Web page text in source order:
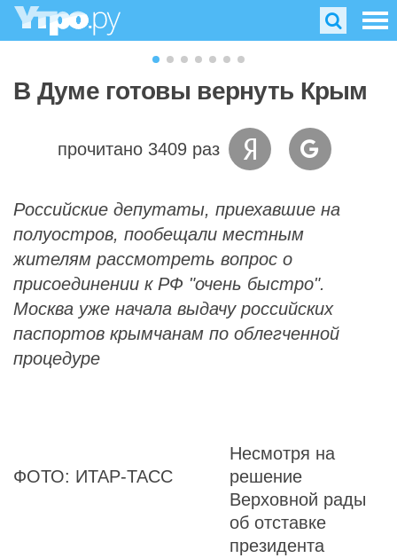
В Думе готовы вернуть Крым
прочитано 3409 раз
Российские депутаты, приехавшие на
полуостров, пообещали местным
жителям рассмотреть вопрос о
присоединении к РФ "очень быстро".
Москва уже начала выдачу российских
паспортов крымчанам по облегченной
процедуре
ФОТО: ИТАР-ТАСС
Несмотря на
решение
Верховной рады
об отставке
президента